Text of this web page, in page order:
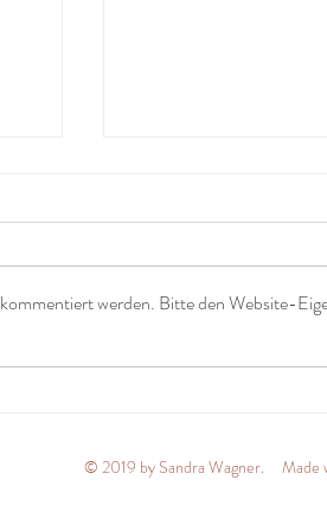
Sternenwichteln für
werden. Bitte den Website-
© 2019 by Sandra Wagner. Made